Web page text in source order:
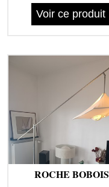
Voir ce produit
ROCHE BOBOIS